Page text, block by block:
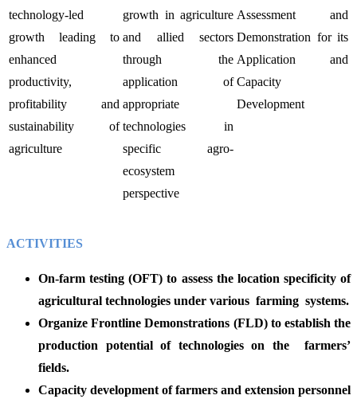
technology-led
growth leading to
enhanced
productivity,
profitability and
sustainability of
agriculture
growth in agriculture
and allied sectors
through the
application of
appropriate
technologies in
specific agro-
ecosystem
perspective
Assessment and
Demonstration for its
Application and
Capacity
Development
ACTIVITIES
On-farm testing (OFT) to assess the location specificity of
agricultural technologies under various farming systems.
Organize Frontline Demonstrations (FLD) to establish the
production potential of technologies on the farmers’
fields.
Capacity development of farmers and extension personnel